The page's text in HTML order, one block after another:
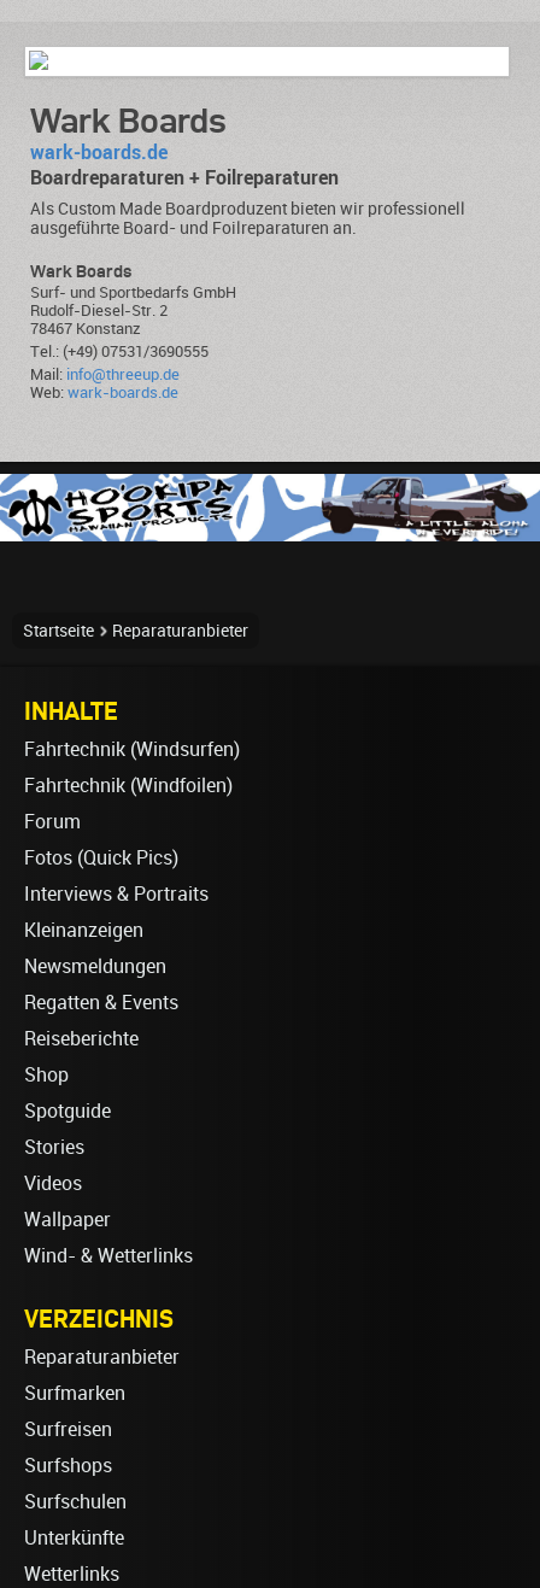
Wark Boards
wark-boards.de
Boardreparaturen + Foilreparaturen
Als Custom Made Boardproduzent bieten wir professionell
ausgeführte Board- und Foilreparaturen an.
Wark Boards
Surf- und Sportbedarfs GmbH
Rudolf-Diesel-Str. 2
78467 Konstanz
Tel.: (+49) 07531/3690555
Mail: info@threeup.de
Web: wark-boards.de
Startseite Reparaturanbieter
INHALTE
Fahrtechnik (Windsurfen)
Fahrtechnik (Windfoilen)
Forum
Fotos (Quick Pics)
Interviews & Portraits
Kleinanzeigen
Newsmeldungen
Regatten & Events
Reiseberichte
Shop
Spotguide
Stories
Videos
Wallpaper
Wind- & Wetterlinks
VERZEICHNIS
Reparaturanbieter
Surfmarken
Surfreisen
Surfshops
Surfschulen
Unterkünfte
Wetterlinks